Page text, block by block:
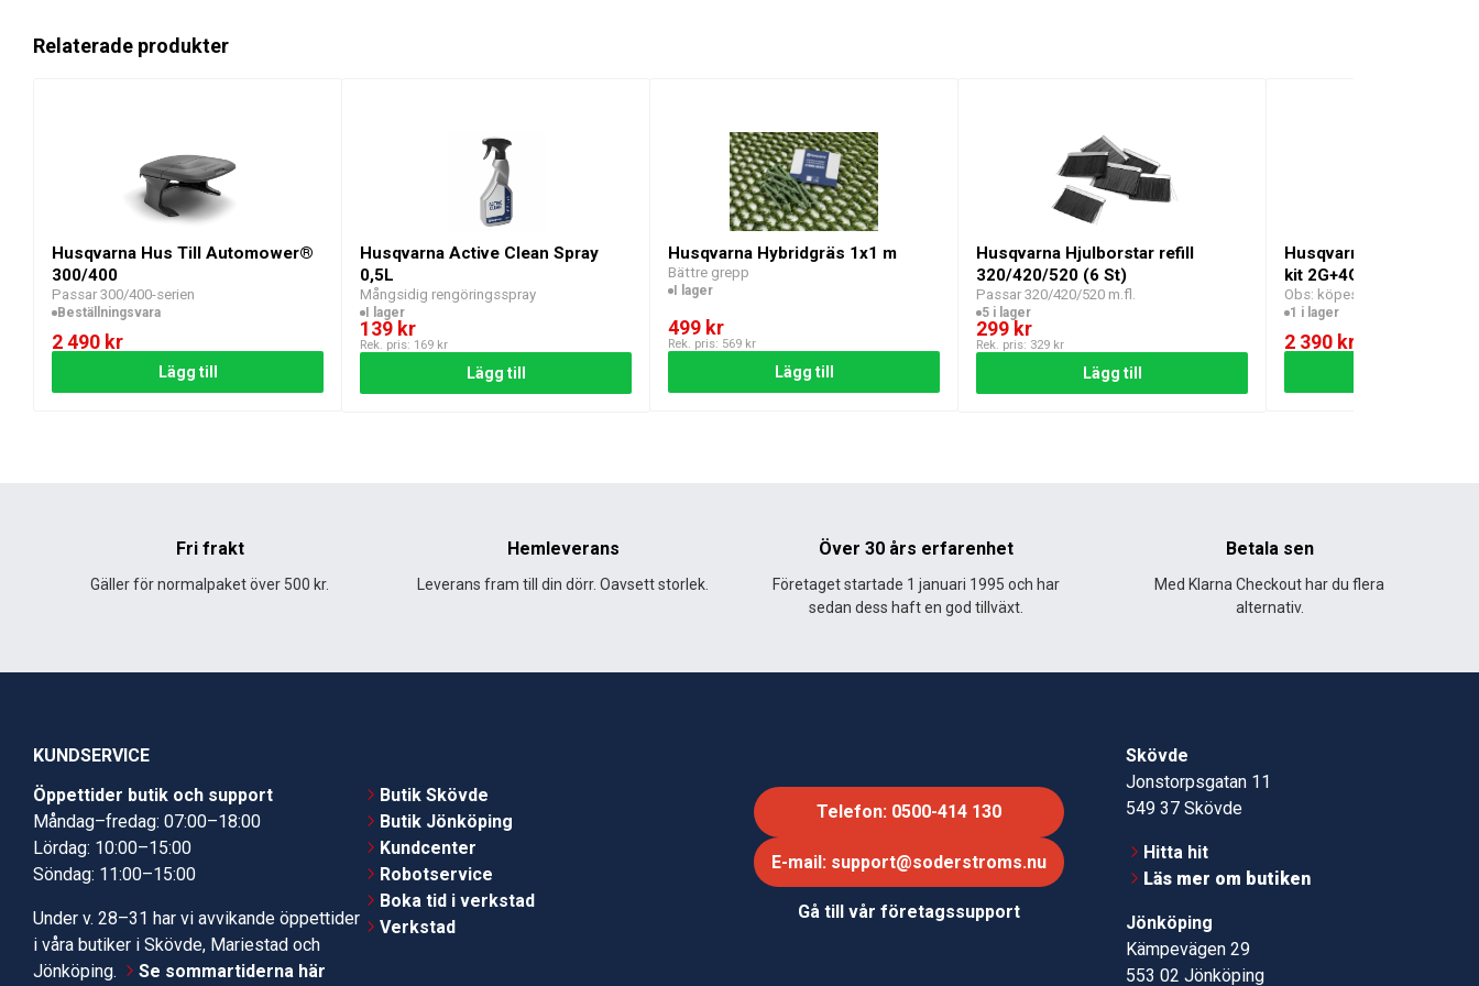
Relaterade produkter
Husqvarna Hus Till Automower®
300/400
Passar 300/400-serien
Beställningsvara
2 490 kr
Lägg till
Husqvarna Active Clean Spray
0,5L
Mångsidig rengöringsspray
I lager
139 kr
Rek. pris: 169 kr
Lägg till
Husqvarna Hybridgräs 1x1 m
Bättre grepp
I lager
499 kr
Rek. pris: 569 kr
Lägg till
Husqvarna Hjulborstar refill
320/420/520 (6 St)
Passar 320/420/520 m.fl.
5 i lager
299 kr
Rek. pris: 329 kr
Lägg till
Husqvarna
kit 2G+4G inkl. eSIM
Obs: köpes endast
maskin, ej separat.
1 i lager
2 390 kr
Fri frakt
Gäller för normalpaket över 500 kr.
Hemleverans
Leverans fram till din dörr. Oavsett storlek.
Över 30 års erfarenhet
Företaget startade 1 januari 1995 och har
sedan dess haft en god tillväxt.
Betala sen
Med Klarna Checkout har du flera
alternativ.
KUNDSERVICE
Öppettider butik och support
Måndag–fredag: 07:00–18:00
Lördag: 10:00–15:00
Söndag: 11:00–15:00
Under v. 28–31 har vi avvikande öppettider
i våra butiker i Skövde, Mariestad och
Jönköping.
Se sommartiderna här
Butik Skövde
Butik Jönköping
Kundcenter
Robotservice
Boka tid i verkstad
Verkstad
Telefon: 0500-414 130
E-mail: support@soderstroms.nu
Gå till vår företagssupport
Skövde
Jonstorpsgatan 11
549 37 Skövde
Hitta hit
Läs mer om butiken
Jönköping
Kämpevägen 29
553 02 Jönköping